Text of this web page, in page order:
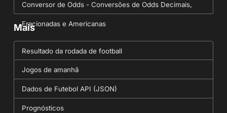
Conversor de Odds - Conversões de Odds Decimais,
Fracionadas e Americanas
Mais
Resultado da rodada de football
Jogos de amanhã
Dados de Futebol API (JSON)
Prognósticos